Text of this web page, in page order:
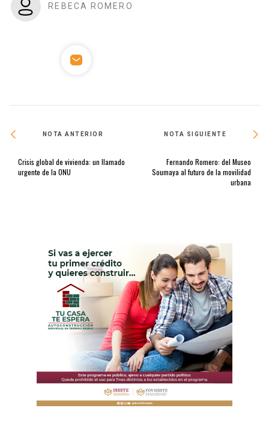
REBECA ROMERO
NOTA ANTERIOR
Crisis global de vivienda: un llamado
urgente de la ONU
NOTA SIGUIENTE
Fernando Romero: del Museo
Soumaya al futuro de la movilidad
urbana